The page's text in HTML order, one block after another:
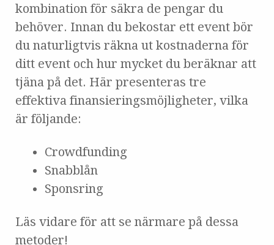
kombination för säkra de pengar du
behöver. Innan du bekostar ett event bör
du naturligtvis räkna ut kostnaderna för
ditt event och hur mycket du beräknar att
tjäna på det. Här presenteras tre
effektiva finansieringsmöjligheter, vilka
är följande:
Crowdfunding
Snabblån
Sponsring
Läs vidare för att se närmare på dessa
metoder!